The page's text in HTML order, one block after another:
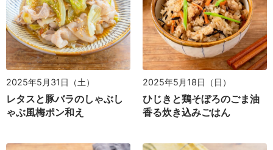
2025年5月31日（土）
レタスと豚バラのしゃぶし
ゃぶ風梅ポン和え
2025年5月18日（日）
ひじきと鶏そぼろのごま油
香る炊き込みごはん